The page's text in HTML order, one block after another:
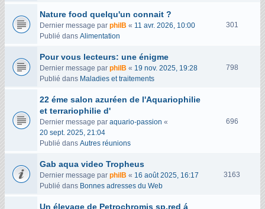
Nature food quelqu'un connait ?
Dernier message par philB « 11 avr. 2026, 10:00
Publié dans Alimentation
301
Pour vous lecteurs: une énigme
Dernier message par philB « 19 nov. 2025, 19:28
Publié dans Maladies et traitements
798V
22 éme salon azuréen de l'Aquariophilie
et terrariophilie d'
Dernier message par aquario-passion «
20 sept. 2025, 21:04
Publié dans Autres réunions
696V
Gab aqua video Tropheus
Dernier message par philB « 16 août 2025, 16:17
Publié dans Bonnes adresses du Web
3163
Un élevage de Petrochromis sp.red á